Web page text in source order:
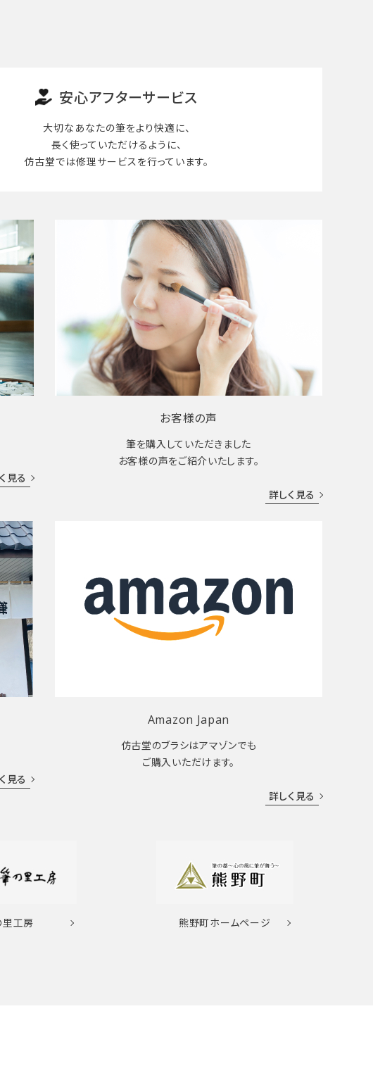
安心アフターサービス
大切なあなたの筆をより快適に、
長く使って いただけるように、
仿古堂では修理サービスを行っています。
見る
お客様の声
筆を購入していただきました
お客様の声をご紹介いたします。
詳しく見る
見る
Amazon Japan
仿古堂のブラシはアマゾンでも
ご購入いただけます。
詳しく見る
里工房 熊野町ホームページ